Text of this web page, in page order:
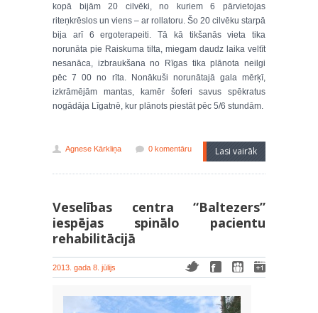
kopā bijām 20 cilvēki, no kuriem 6 pārvietojas
riteņkrēslos un viens – ar rollatoru. Šo 20 cilvēku starpā
bija arī 6 ergoterapeiti. Tā kā tikšanās vieta tika
norunāta pie Raiskuma tilta, miegam daudz laika veltīt
nesanāca, izbraukšana no Rīgas tika plānota neilgi
pēc 7 00 no rīta. Nonākuši norunātajā gala mērķī,
izkrāmējām mantas, kamēr šoferi savus spēkratus
nogādāja Līgatnē, kur plānots piestāt pēc 5/6 stundām.
Agnese Kārkliņa 0 komentāru Lasi vairāk
Veselības centra “Baltezers”
iespējas spinālo pacientu
rehabilitācijā
2013. gada 8. jūlijs